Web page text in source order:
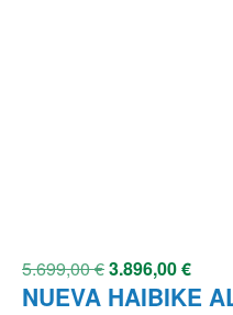
5.699,00€3.896,00€
NUEVA HAIBIKE